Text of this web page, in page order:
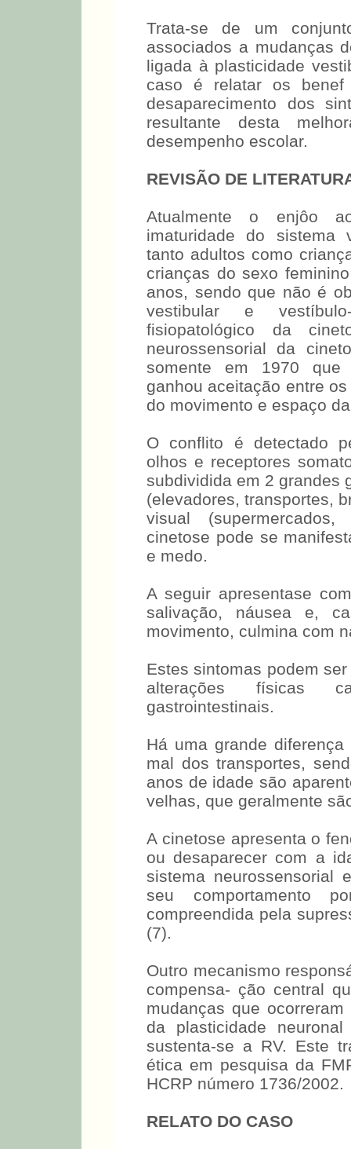
Trata-se de um
associados a mudanças
ligada à plasticidade
caso é relatar os benef
desaparecimento dos
resultante desta
desempenho escolar.
REVISÃO DE
Atualmente o enjôo
imaturidade do sistema
tanto adultos como
crianças do sexo
anos, sendo que não é
vestibular e
fisiopatológico da
neurossensorial da
somente em 1970 que
ganhou aceitação entre
do movimento e espaço
O conflito é detectado
olhos e receptores
subdividida em 2 grandes
(elevadores, transportes,
visual
cinetose pode se
e medo.
A seguir apresentase
salivação, náusea e,
movimento, culmina com
Estes sintomas podem
alterações físicas
gastrointestinais.
Há uma grande
mal dos transportes,
anos de idade são
velhas, que geralmente
A cinetose apresenta o
ou desaparecer com a
sistema neurossensorial
seu comportamento
compreendida pela
(7).
Outro mecanismo
compensa- ção central
mudanças que
da plasticidade
sustenta-se a RV. Este
ética em pesquisa da
HCRP número 1736/2002.
RELATO DO CASO